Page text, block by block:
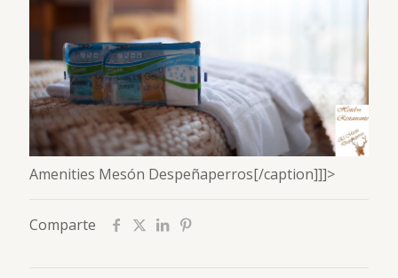
Amenities Mesón Despeñaperros[/caption]]]>
Comparte